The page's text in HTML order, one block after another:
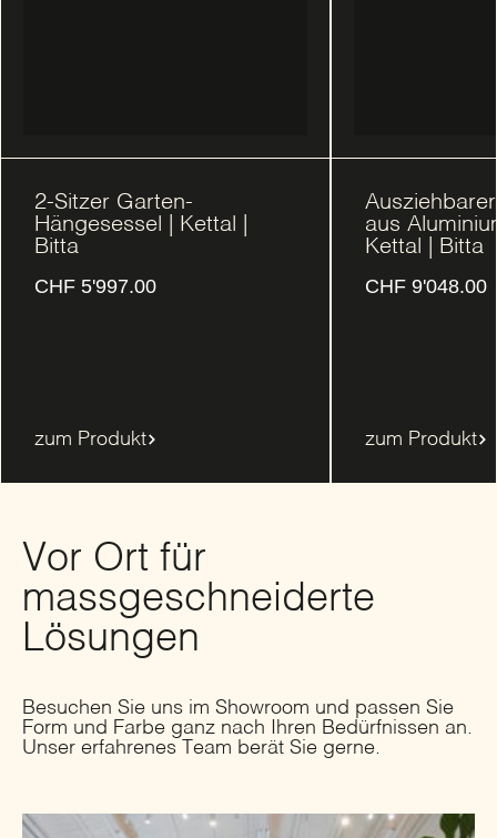
2-Sitzer Garten-
Hängesessel | Kettal |
Bitta
CHF 5'997.00
zum Produkt
aus
Kettal | Bitta
CHF 9'048.00
zum Produkt
Vor Ort für
massgeschneiderte
Lösungen
Besuchen Sie uns im Showroom und passen Sie
Form und Farbe ganz nach Ihren Bedürfnissen an.
Unser erfahrenes Team berät Sie gerne.